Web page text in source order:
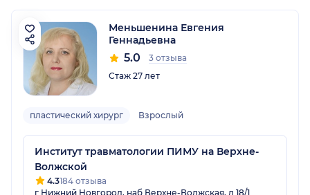
Меньшенина Евгения
Геннадьевна
5.0
3 отзыва
Стаж 27 лет
пластический хирург Взрослый
Институт травматологии ПИМУ на Верхне-
Волжской
4.3184 отзыва
г Нижний Новгород, наб Верхне-Волжская, д 18/1